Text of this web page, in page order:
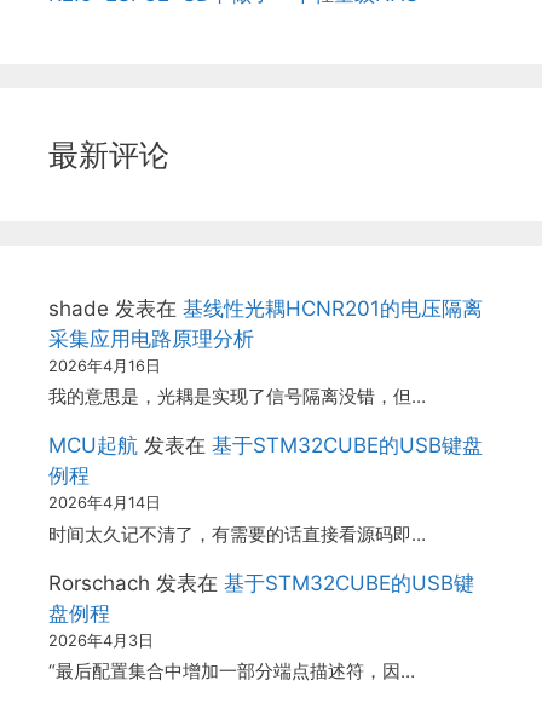
最新评论
shade 发表在 基线性光耦HCNR201的电压隔离
采集应用电路原理分析
2026年4月16日
我的意思是，光耦是实现了信号隔离没错，但…
MCU起航 发表在 基于STM32CUBE的USB键盘
例程
2026年4月14日
时间太久记不清了，有需要的话直接看源码即…
Rorschach 发表在 基于STM32CUBE的USB键
盘例程
2026年4月3日
“最后配置集合中增加一部分端点描述符，因…